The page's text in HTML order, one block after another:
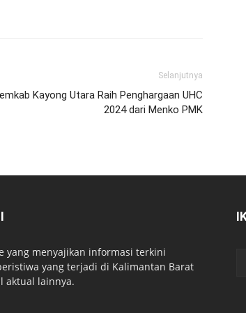
Selanjutnya
Kayong Utara Raih Penghargaan UHC
2024 dari Menko PMK
yang menyajikan informasi terkini
yang terjadi di Kalimantan Barat
aktual lainnya.